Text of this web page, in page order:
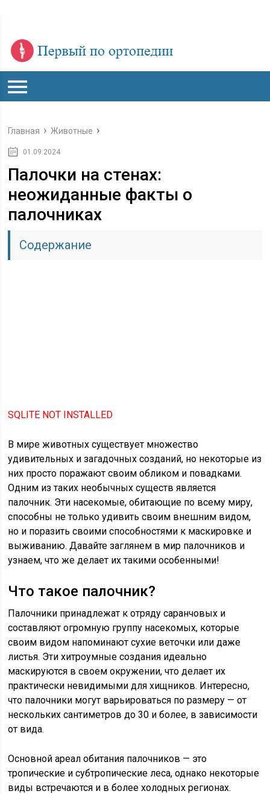
Главная Животные
01.09.2024
Палочки на стенах:
неожиданные факты о
палочниках
Содержание
SQLITE NOT INSTALLED
В мире животных существует множество
удивительных и загадочных созданий, но некоторые из
них просто поражают своим обликом и повадками.
Одним из таких необычных существ является
палочник. Эти насекомые, обитающие по всему миру,
способны не только удивить своим внешним видом,
но и поразить своими способностями к маскировке и
выживанию. Давайте заглянем в мир палочников и
узнаем, что же делает их такими особенными!
Что такое палочник?
Палочники принадлежат к отряду саранчовых и
составляют огромную группу насекомых, которые
своим видом напоминают сухие веточки или даже
листья. Эти хитроумные создания идеально
маскируются в своем окружении, что делает их
практически невидимыми для хищников. Интересно,
что палочники могут варьироваться по размеру — от
нескольких сантиметров до 30 и более, в зависимости
от вида.
Основной ареал обитания палочников — это
тропические и субтропические леса, однако некоторые
виды встречаются и в более холодных регионах.